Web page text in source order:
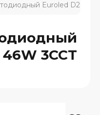
Euroled D265
3CCT